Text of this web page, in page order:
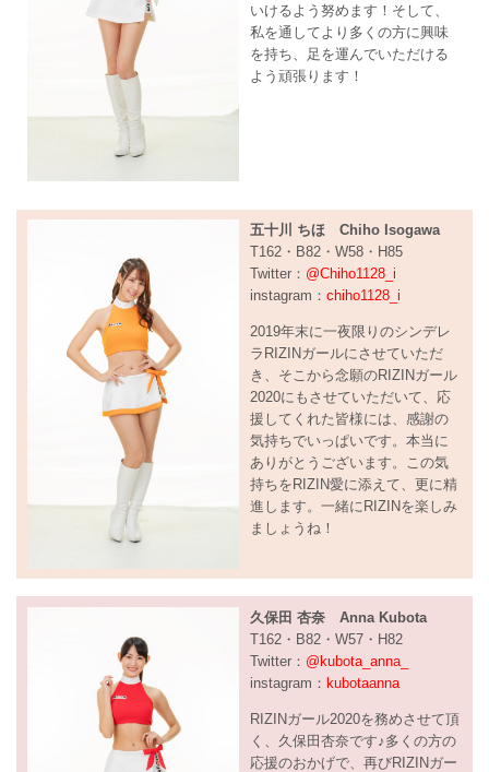
いけるよう努めます！そして、
私を通してより多くの方に興味
を持ち、足を運んでいただける
よう頑張ります！
五十川 ちほ Chiho Isogawa
T162・B82・W58・H85
Twitter： @Chiho1128_i
instagram： chiho1128_i
2019年末に一夜限りのシンデレ
ラRIZINガールにさせていただ
き、そこから念願のRIZINガール
2020にもさせていただいて、応
援してくれた皆様には、感謝の
気持ちでいっぱいです。本当に
ありがとうございます。この気
持ちをRIZIN愛に添えて、更に精
進します。一緒にRIZINを楽しみ
ましょうね！
久保田 杏奈 Anna Kubota
T162・B82・W57・H82
Twitter： @kubota_anna_
instagram： kubotaanna
RIZINガール2020を務めさせて頂
く、久保田杏奈です♪多くの方の
応援のおかげで、再びRIZINガー